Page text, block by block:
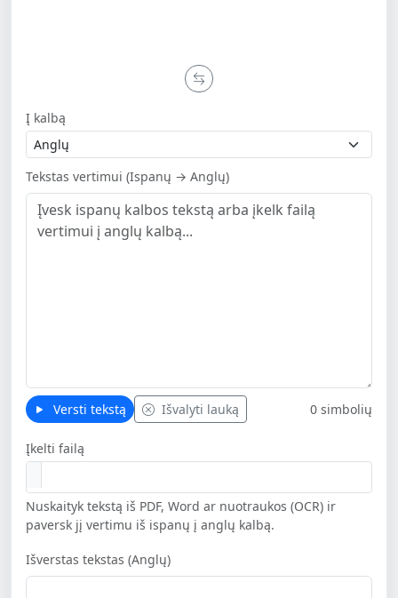
Į kalbą
Tekstas vertimui (Ispanų → Anglų)
Versti tekstą Išvalyti lauką 0 simbolių
Įkelti failą
Nuskaityk tekstą iš PDF, Word ar nuotraukos (OCR) ir
paversk jį vertimu iš ispanų į anglų kalbą.
Išverstas tekstas (Anglų)